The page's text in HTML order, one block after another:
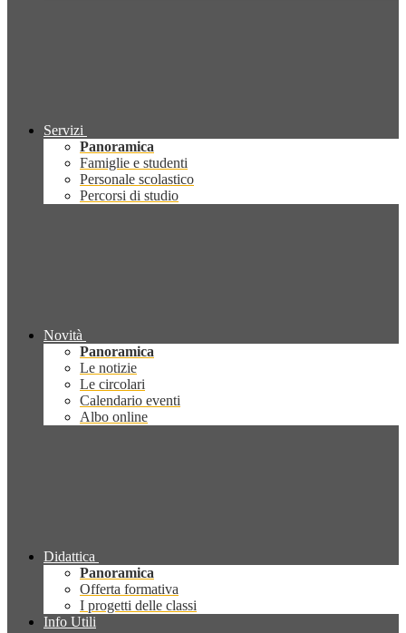
Servizi
Panoramica
Famiglie e studenti
Personale scolastico
Percorsi di studio
Novità
Panoramica
Le notizie
Le circolari
Calendario eventi
Albo online
Didattica
Panoramica
Offerta formativa
I progetti delle classi
Info Utili